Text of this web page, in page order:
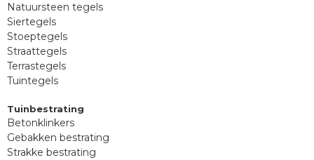
Natuursteen tegels
Siertegels
Stoeptegels
Straattegels
Terrastegels
Tuintegels
Tuinbestrating
Betonklinkers
Gebakken bestrating
Strakke bestrating